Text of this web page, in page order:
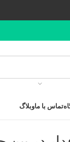
تماس با ماوبلاگ